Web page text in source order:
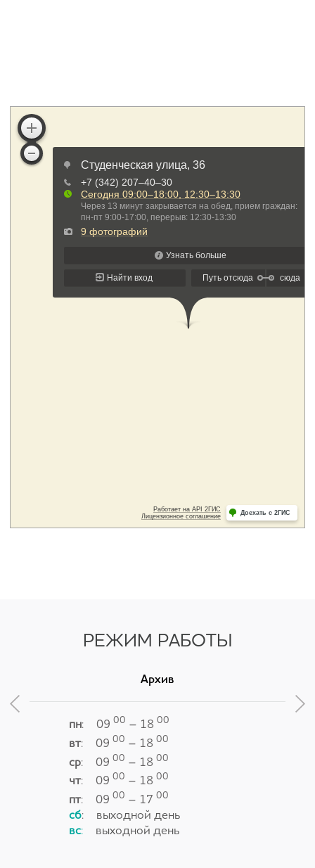
РЕЖИМ РАБОТЫ
Архив
пн: 09 00 – 18 00
вт: 09 00 – 18 00
ср: 09 00 – 18 00
чт: 09 00 – 18 00
пт: 09 00 – 17 00
сб: выходной день
вс: выходной день